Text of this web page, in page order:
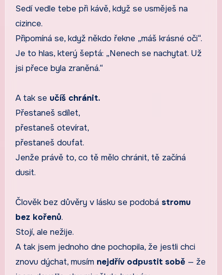
Sedí vedle tebe při kávě, když se usměješ na
cizince.
Připomíná se, když někdo řekne „máš krásné oči“.
Je to hlas, který šeptá: „Nenech se nachytat. Už
jsi přece byla zraněná.“
A tak se učíš chránit.
Přestaneš sdílet,
přestaneš otevírat,
přestaneš doufat.
Jenže právě to, co tě mělo chránit, tě začíná
dusit.
Člověk bez důvěry v lásku se podobá stromu
bez kořenů.
Stojí, ale nežije.
A tak jsem jednoho dne pochopila, že jestli chci
znovu dýchat, musím nejdřív odpustit sobě— že